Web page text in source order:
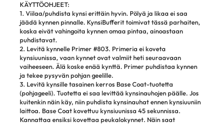
KÄYTTÖOHJEET:
1. Viilaa/puhdista kynsi erittäin hyvin. Pölyä ja likaa ei saa
jäädä kynnen pinnalle. KynsiBufferit toimivat tässä parhaiten,
koska eivät vahingoita kynnen omaa pintaa, ainoastaan
puhdistavat.
2. Levitä kynnelle Primer #803. Primeria ei koveta
kynsiuunissa, vaan kynnet ovat valmiit heti seuraavaan
vaiheeseen. Älä koske enää kynttä. Primer puhdistaa kynnen
ja tekee pysyvän pohjan geelille.
3. Levitä kynsille tasainen kerros Base Coat-tuotetta
(pohjageeli). Tuotetta ei saa levittää kynsinauhojen päälle. Jos
kuitenkin näin käy, niin puhdista kynsinauhat ennen kynsiuuniin
laittoa. Base Coat kovettuu kynsiuunissa 45 sekunnissa.
Kannattaa ensiksi kovettaa peukalokynnet. Näin saat